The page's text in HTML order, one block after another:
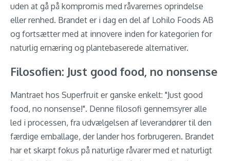
uden at gå på kompromis med råvarernes oprindelse
eller renhed. Brandet er i dag en del af Lohilo Foods AB
og fortsætter med at innovere inden for kategorien for
naturlig ernæring og plantebaserede alternativer.
Filosofien: Just good food, no nonsense
Mantraet hos Superfruit er ganske enkelt: "Just good
food, no nonsense!". Denne filosofi gennemsyrer alle
led i processen, fra udvælgelsen af leverandører til den
færdige emballage, der lander hos forbrugeren. Brandet
har et skarpt fokus på naturlige råvarer med et naturligt